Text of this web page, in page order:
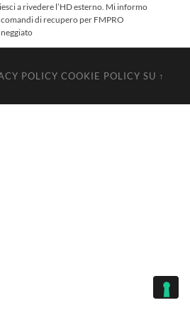
a rivedere l’HD esterno. Mi informo
di recupero per FMPRO
POLICY COOKIE POLICY SU ↑